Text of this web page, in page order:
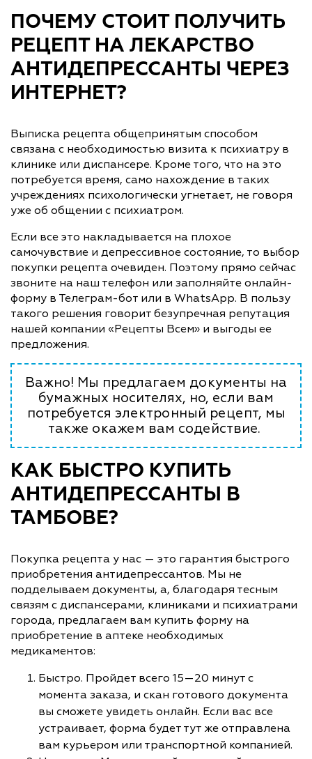
ПОЧЕМУ СТОИТ ПОЛУЧИТЬ
РЕЦЕПТ НА ЛЕКАРСТВО
АНТИДЕПРЕССАНТЫ ЧЕРЕЗ
ИНТЕРНЕТ?
Выписка рецепта общепринятым способом
связана с необходимостью визита к психиатру в
клинике или диспансере. Кроме того, что на это
потребуется время, само нахождение в таких
учреждениях психологически угнетает, не говоря
уже об общении с психиатром.
Если все это накладывается на плохое
самочувствие и депрессивное состояние, то выбор
покупки рецепта очевиден. Поэтому прямо сейчас
звоните на наш телефон или заполняйте онлайн-
форму в Телеграм-бот или в WhatsApp. В пользу
такого решения говорит безупречная репутация
нашей компании «Рецепты Всем» и выгоды ее
предложения.
Важно! Мы предлагаем документы на
бумажных носителях, но, если вам
потребуется электронный рецепт, мы
также окажем вам содействие.
КАК БЫСТРО КУПИТЬ
АНТИДЕПРЕССАНТЫ В
ТАМБОВЕ?
Покупка рецепта у нас — это гарантия быстрого
приобретения антидепрессантов. Мы не
подделываем документы, а, благодаря тесным
связям с диспансерами, клиниками и психиатрами
города, предлагаем вам купить форму на
приобретение в аптеке необходимых
медикаментов:
Быстро. Пройдет всего 15—20 минут с
момента заказа, и скан готового документа
вы сможете увидеть онлайн. Если вас все
устраивает, форма будет тут же отправлена
вам курьером или транспортной компанией.